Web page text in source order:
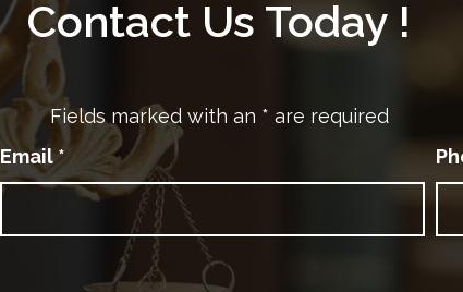
Contact Us Today !
Fields marked with an * are required
Email *